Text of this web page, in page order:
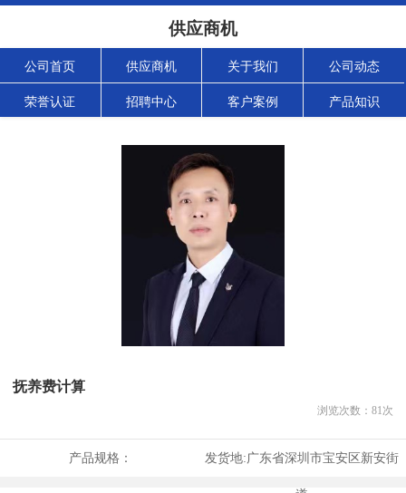
供应商机
公司首页 供应商机 关于我们 公司动态
荣誉认证 招聘中心 客户案例 产品知识
抚养费计算
浏览次数： 81次
产品规格： 发货地:广东省深圳市宝安区新安街